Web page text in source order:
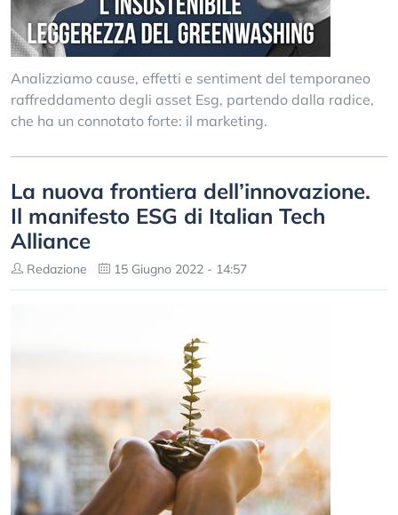
Analizziamo cause, effetti e sentiment del temporaneo
raffreddamento degli asset Esg, partendo dalla radice,
che ha un connotato forte: il marketing.
La nuova frontiera dell’innovazione.
Il manifesto ESG di Italian Tech
Alliance
Redazione 15 Giugno 2022 - 14:57